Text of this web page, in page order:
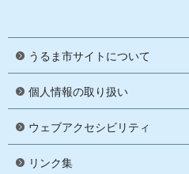
うるま市サイトについて
個人情報の取り扱い
ウェブアクセシビリティ
リンク集